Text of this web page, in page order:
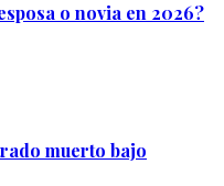
o novia en 2026?
muerto bajo